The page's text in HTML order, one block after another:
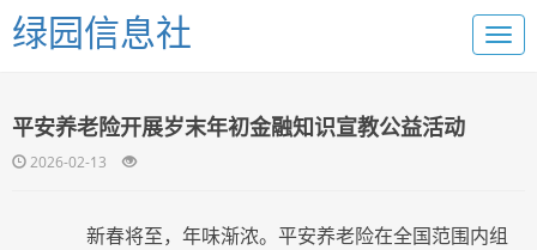
绿园信息社
平安养老险开展岁末年初金融知识宣教公益活动
2026-02-13
新春将至，年味渐浓。平安养老险在全国范围内组